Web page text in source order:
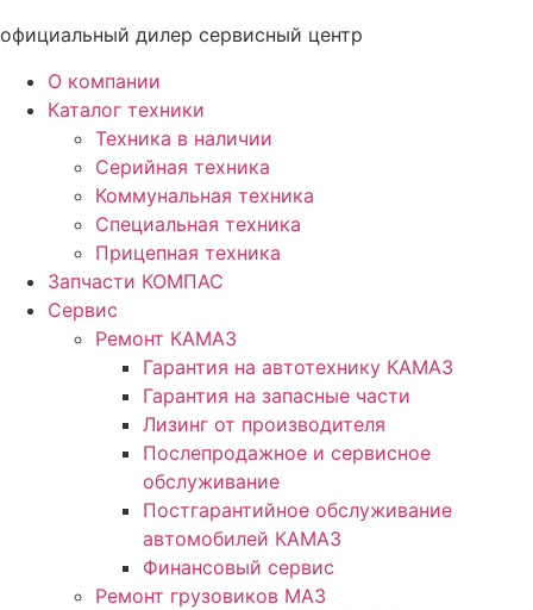
официальный дилер сервисный центр
О компании
Каталог техники
Техника в наличии
Серийная техника
Коммунальная техника
Специальная техника
Прицепная техника
Запчасти КОМПАС
Сервис
Ремонт КАМАЗ
Гарантия на автотехнику КАМАЗ
Гарантия на запасные части
Лизинг от производителя
Послепродажное и сервисное
обслуживание
Постгарантийное обслуживание
автомобилей КАМАЗ
Финансовый сервис
Ремонт грузовиков МАЗ